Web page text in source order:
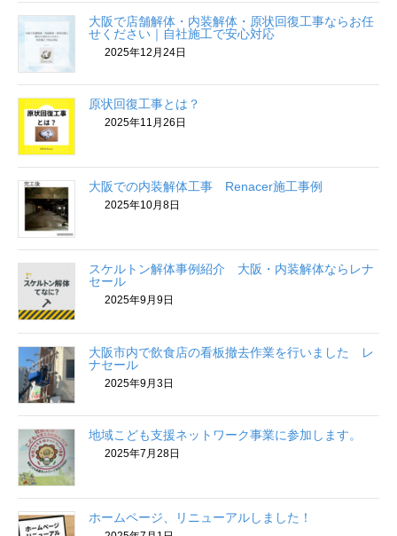
大阪で店舗解体・内装解体・原状回復工事ならお任
せください｜自社施工で安心対応
2025年12月24日
原状回復工事とは？
2025年11月26日
大阪での内装解体工事 Renacer施工事例
2025年10月8日
スケルトン解体事例紹介 大阪・内装解体ならレナ
セール
2025年9月9日
大阪市内で飲食店の看板撤去作業を行いました レ
ナセール
2025年9月3日
地域こども支援ネットワーク事業に参加します。
2025年7月28日
ホームページ、リニューアルしました！